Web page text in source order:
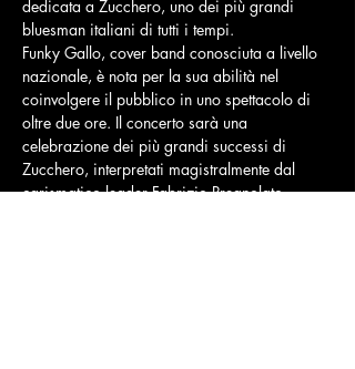
dedicata a Zucchero, uno dei più grandi
bluesman italiani di tutti i tempi.
Funky Gallo, cover band conosciuta a livello
nazionale, è nota per la sua abilità nel
coinvolgere il pubblico in uno spettacolo di
oltre due ore. Il concerto sarà una
celebrazione dei più grandi successi di
Zucchero, interpretati magistralmente dal
carismatico leader Fabrizio Pregnolato.